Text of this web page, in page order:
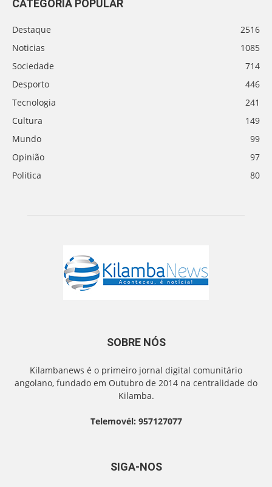
CATEGORIA POPULAR
Destaque
2516
Noticias
1085
Sociedade
714
Desporto
446
Tecnologia
241
Cultura
149
Mundo
99
Opinião
97
Politica
80
SOBRE NÓS
Kilambanews é o primeiro jornal digital comunitário
angolano, fundado em Outubro de 2014 na centralidade do
Kilamba.
Telemovél: 957127077
SIGA-NOS